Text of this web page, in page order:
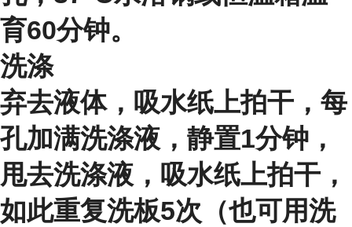
育60分钟。
洗涤
弃去液体，吸水纸上拍干，每
孔加满洗涤液，静置1分钟，
甩去洗涤液，吸水纸上拍干，
如此重复洗板5次（也可用洗